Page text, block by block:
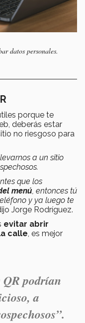
datos personales.
porque te
deberás estar
no riesgoso para
a un sitio
que los
menú , entonces tú
y ya luego te
Jorge Rodríguez.
evitar abrir
calle , es mejor
QR podrían
a